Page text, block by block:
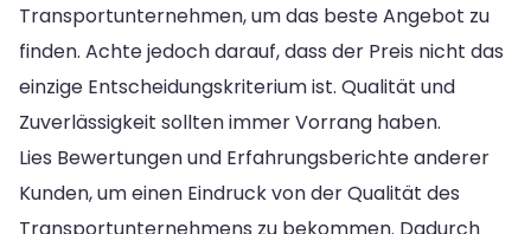
Transportunternehmen, um das beste Angebot zu
finden. Achte jedoch darauf, dass der Preis nicht das
einzige Entscheidungskriterium ist. Qualität und
Zuverlässigkeit sollten immer Vorrang haben.
Lies Bewertungen und Erfahrungsberichte anderer
Kunden, um einen Eindruck von der Qualität des
Transportunternehmens zu bekommen. Dadurch